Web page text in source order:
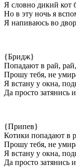
Я словно дикий кот
Но в эту ночь я
Я напиваюсь во
{Бридж}
Попадают в рай,
Прошу тебя, не
Я встану у окна,
Да просто затянись
{Припев}
Котики попадают в
Прошу тебя, не
Я встану у окна,
Да просто затянись